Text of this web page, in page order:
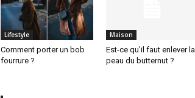
Lifestyle
Comment porter un bob
fourrure ?
Maison
Est-ce qu’il faut enlever la
peau du butternut ?